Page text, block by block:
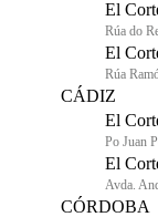
El
Rúa do
El
Rúa
CÁDIZ
El
Po Juan
El
Avda.
CÓRDOBA